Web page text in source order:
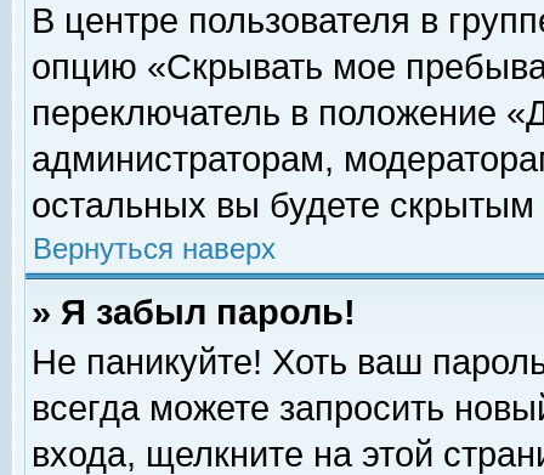
В центре пользователя в
опцию «Скрывать мое
переключатель в положение
администраторам,
остальных вы будете скрытым
Вернуться наверх
» Я забыл пароль!
Не паникуйте! Хоть ваш
всегда можете запросить
входа, щелкните на этой